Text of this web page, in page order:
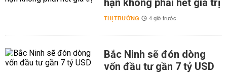
hạn không phải hết giá trị
THỊ TRƯỜNG 4 giờ trước
Bắc Ninh sẽ đón dòng
vốn đầu tư gần 7 tỷ USD